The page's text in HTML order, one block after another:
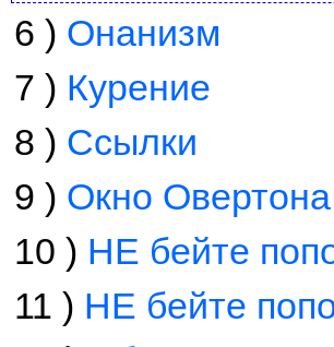
6 ) Онанизм
7 ) Курение
8 ) Ссылки
9 ) Окно Овертона
10 ) НЕ бейте
11 ) НЕ бейте